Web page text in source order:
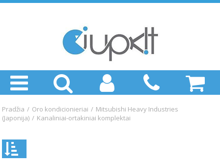
Pradžia / Oro kondicionieriai / Mitsubishi Heavy Industries
(Japonija) / Kanaliniai-ortakiniai komplektai